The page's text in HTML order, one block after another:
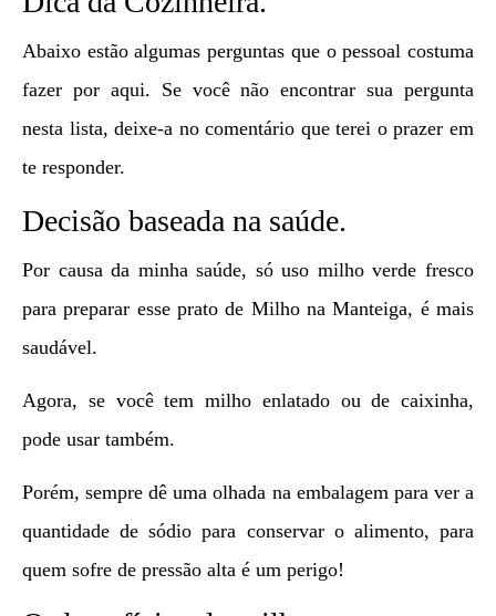
Abaixo estão algumas perguntas que o pessoal costuma
fazer por aqui. Se você não encontrar sua pergunta
nesta lista, deixe-a no comentário que terei o prazer em
te responder.
Decisão baseada na saúde.
Por causa da minha saúde, só uso milho verde fresco
para preparar esse prato de Milho na Manteiga, é mais
saudável.
Agora, se você tem milho enlatado ou de caixinha,
pode usar também.
Porém, sempre dê uma olhada na embalagem para ver a
quantidade de sódio para conservar o alimento, para
quem sofre de pressão alta é um perigo!